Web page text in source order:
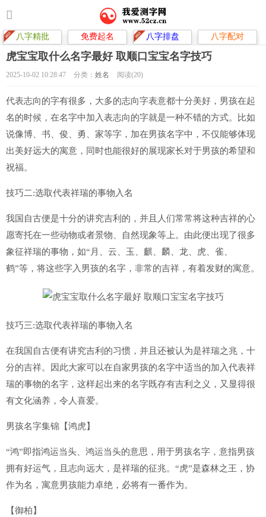
八字精批 免费起名 八字排盘 八字配对
虎宝宝取什么名字最好 取顺口宝宝名字技巧
2025-10-02 10:28:47 分类： 姓名 阅读(20)
代表志向的字有很多，大多的志向字表意都十分美好，男孩在起
名的时候，在名字中加入表志向的字就是一种不错的方式。比如
说像博、书、俊、勇、家等字，加在男孩名字中，不仅能够体现
出美好远大的寓意，同时也能很好的展现家长对于男孩的希望和
祝福。
技巧二:选取代表祥瑞的事物入名
我国自古便是十分的讲究吉利的，并且人们常常将这种吉祥的心
愿寄托在一些动物或者景物、自然现象等上。由此便出现了很多
象征祥瑞的事物，如“月、云、玉、麒、麟、龙、虎、雀、
鹤”等，将这些字入男孩的名字，非常的吉祥，有着发财的寓意。
技巧三:选取代表祥瑞的事物入名
在我国自古便有讲究吉利的习惯，并且还被认为是祥瑞之兆，十
分的吉祥。因此大家可以在自家男孩的名字中适当的加入代表祥
瑞的事物的名字，这样起出来的名字既存有吉利之义，又显得很
有文化涵养，令人喜爱。
男孩名字集锦【鸿虎】
“鸿”即指鸿运当头、鸿运当头的意思，用于男孩名字，意指男孩
拥有好运气，且志向远大，是祥瑞的征兆。“虎”是森林之王，协
作为名，寓意男孩能力卓绝，必将有一番作为。
【御柏】